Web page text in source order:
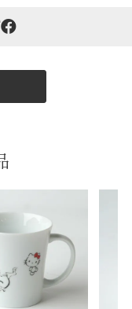
だきますと、熨
を無料サービス
す。
包装紙です。
B